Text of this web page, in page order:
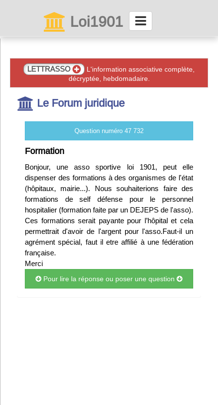
Loi1901
Connexion
Abonnez-vous à LettrAsso
Menu général
ServiceAsso
Partager
VieAsso
Infos
Abo Lettrasso
LETTRASSO
L'information associative complète,
décryptée, hebdomadaire.
Le Forum juridique
Question numéro 47 732
Formation
Bonjour, une asso sportive loi 1901, peut elle
dispenser des formations à des organismes de l'état
(hôpitaux, mairie...). Nous souhaiterions faire des
formations de self défense pour le personnel
hospitalier (formation faite par un DEJEPS de l'asso).
Ces formations serait payante pour l’hôpital et cela
permettrait d'avoir de l'argent pour l'asso.Faut-il un
agrément spécial, faut il etre affilié à une fédération
française.
Merci
Pour lire la réponse ou poser une question